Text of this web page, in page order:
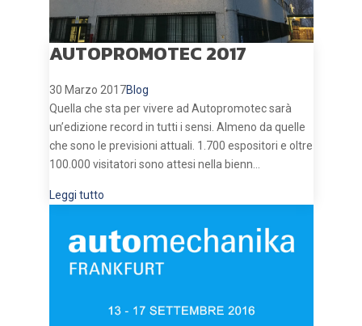
AUTOPROMOTEC 2017
30 Marzo 2017Blog
Quella che sta per vivere ad Autopromotec sarà
un’edizione record in tutti i sensi. Almeno da quelle
che sono le previsioni attuali. 1.700 espositori e oltre
100.000 visitatori sono attesi nella bienn...
Leggi tutto